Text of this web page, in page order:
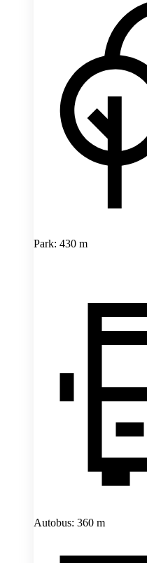
Park: 430 m
Autobus: 360 m